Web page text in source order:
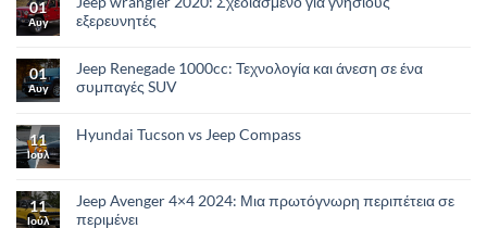
01
Αυγ
εξερευνητές
01
Αυγ
Jeep Renegade 1000cc: Τεχνολογία και άνεση σε ένα
συμπαγές SUV
11
Ιούλ
Hyundai Tucson vs Jeep Compass
11
Ιούλ
Jeep Avenger 4×4 2024: Μια πρωτόγνωρη περιπέτεια σε
περιμένει